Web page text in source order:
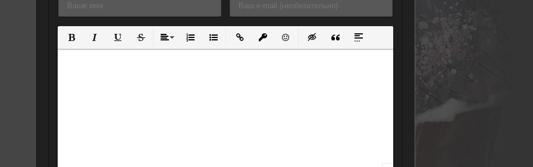
Полужирный
КурсивПодчеркнутый
ЗачеркнутыйВыравнивание
Нумерованный список
Маркированный список
Вставить ссылку
Вставить защищенную ссылку
Вставить смайлик
Вставка скрытого текста
Вставка цитаты
Вставка спойлера